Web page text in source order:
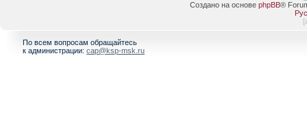
Создано на основе phpBB®
[
По всем вопросам обращайтесь
к администрации: cap@ksp-msk.ru